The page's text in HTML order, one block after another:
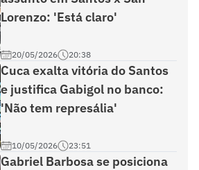
Lorenzo: 'Está claro'
20/05/2026 20:38
Cuca exalta vitória do Santos
e justifica Gabigol no banco:
'Não tem represália'
10/05/2026 23:51
Gabriel Barbosa se posiciona